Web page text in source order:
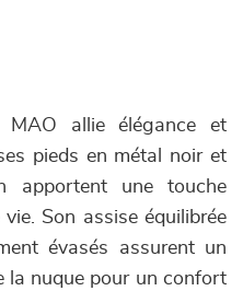
MAO allie élégance et
pieds en métal noir et
apportent une touche
Son assise équilibrée
évasés assurent un
la nuque pour un confort